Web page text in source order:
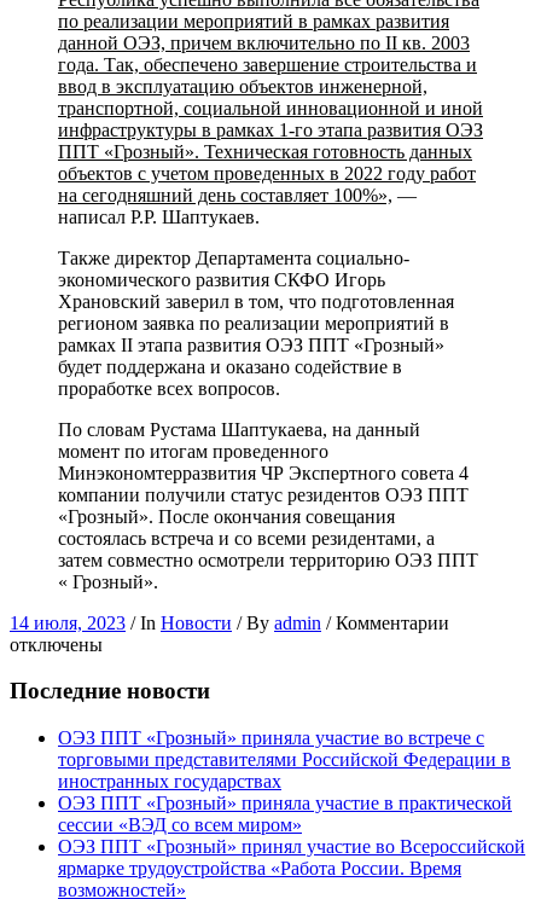
по реализации мероприятий в рамках развития
данной ОЭЗ, причем включительно по II кв. 2003
года. Так, обеспечено завершение строительства и
ввод в эксплуатацию объектов инженерной,
транспортной, социальной инновационной и иной
инфраструктуры в рамках 1-го этапа развития ОЭЗ
ППТ «Грозный». Техническая готовность данных
объектов с учетом проведенных в 2022 году работ
на сегодняшний день составляет 100%», —
написал Р.Р. Шаптукаев.
Также директор Департамента социально-
экономического развития СКФО Игорь
Храновский заверил в том, что подготовленная
регионом заявка по реализации мероприятий в
рамках II этапа развития ОЭЗ ППТ «Грозный»
будет поддержана и оказано содействие в
проработке всех вопросов.
По словам Рустама Шаптукаева, на данный
момент по итогам проведенного
Минэкономтерразвития ЧР Экспертного совета 4
компании получили статус резидентов ОЭЗ ППТ
«Грозный». После окончания совещания
состоялась встреча и со всеми резидентами, а
затем совместно осмотрели территорию ОЭЗ ППТ
« Грозный».
14 июля, 2023 / In Новости / By admin /Комментарии
ОЭЗ
ППТ
«Грозный»
отключены
Последние новости
ОЭЗ ППТ «Грозный» приняла участие во встрече с
торговыми представителями Российской Федерации в
иностранных государствах
ОЭЗ ППТ «Грозный» приняла участие в практической
сессии «ВЭД со всем миром»
ОЭЗ ППТ «Грозный» принял участие во Всероссийской
ярмарке трудоустройства «Работа России. Время
возможностей»